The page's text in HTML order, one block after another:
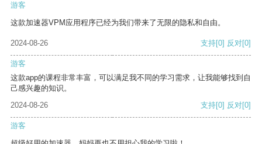
游客
这款加速器VPM应用程序已经为我们带来了无限的隐私和自由。
2024-08-26 支持[0] 反对[0]
游客
这款app的课程非常丰富，可以满足我不同的学习需求，让我能够找到自
己感兴趣的知识。
2024-08-26
支持[0] 反对[0]
游客